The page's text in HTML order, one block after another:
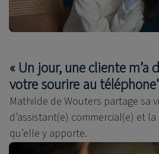
« Un jour, une cliente m’a
votre sourire au
Mathilde de Wouters partage sa
d’assistant(e) commercial(e) et
qu’elle y apporte.